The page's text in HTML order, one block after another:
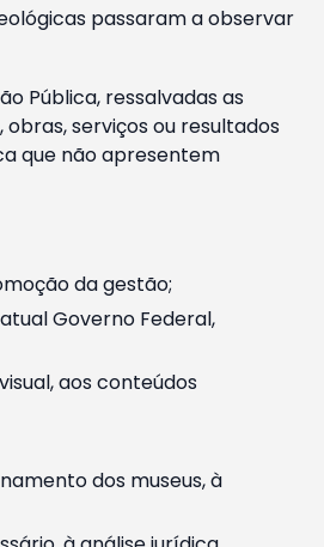
passaram a observar
Pública, ressalvadas as
serviços ou resultados
que não apresentem
da gestão;
Governo Federal,
aos conteúdos
dos museus, à